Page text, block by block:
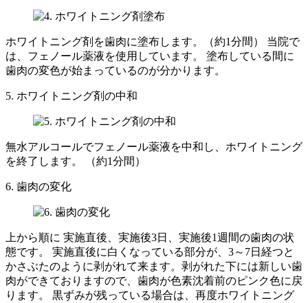
ホワイトニング剤を歯肉に塗布します。（約1分間） 当院で
は、フェノール薬液を使用しています。 塗布している間に
歯肉の変色が始まっているのが分かります。
5. ホワイトニング剤の中和
無水アルコールでフェノール薬液を中和し、ホワイトニング
を終了します。 （約1分間）
6. 歯肉の変化
上から順に 実施直後、実施後3日、実施後1週間の歯肉の状
態です。 実施直後に白くなっている部分が、3～7日経つと
かさぶたのように剥がれて来ます。剥がれた下には新しい歯
肉ができておりますので、歯肉が色素沈着前のピンク色に戻
ります。 黒ずみが残っている場合は、再度ホワイトニング